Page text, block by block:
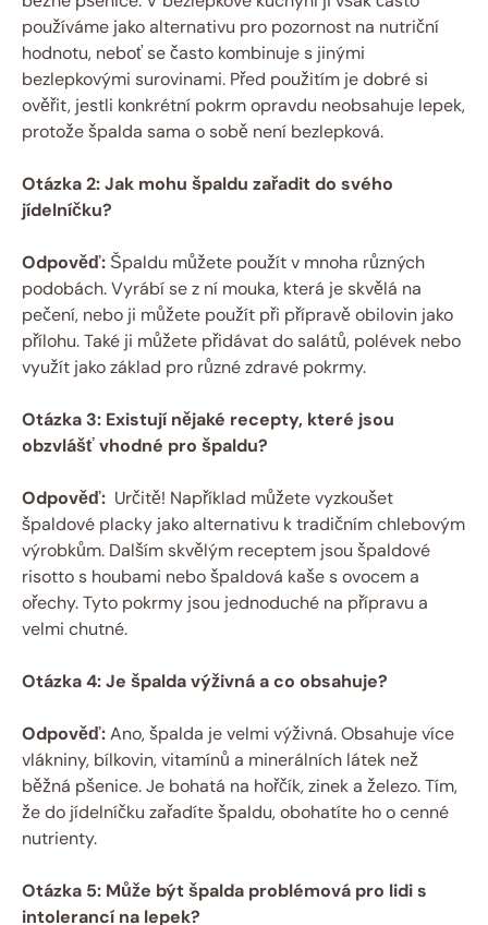
používáme jako ⁤alternativu pro pozornost na nutriční
hodnotu, neboť se často kombinuje s ​jinými
bezlepkovými ⁣surovinami. ​Před ​použitím je dobré si
ověřit, jestli‍ konkrétní pokrm opravdu ​neobsahuje lepek,
protože špalda ‍sama o⁢ sobě není‍ bezlepková.
Otázka 2: Jak mohu špaldu zařadit do svého
jídelníčku?
Odpověď: Špaldu můžete použít⁤ v mnoha různých
podobách. Vyrábí ​se z ní‍ mouka, která je skvělá na​
pečení, nebo​ ji ⁤můžete použít při přípravě obilovin jako
přílohu. Také ji můžete⁢ přidávat do salátů, polévek nebo‌
využít jako⁣ základ ‌pro různé zdravé pokrmy.
Otázka ⁤3: Existují nějaké recepty, které jsou
obzvlášť ⁤vhodné pro špaldu?
Odpověď: ⁣ Určitě! Například můžete ⁢vyzkoušet‌
špaldové placky ‌jako alternativu‌ k tradičním ⁤chlebovým
výrobkům. Dalším skvělým receptem jsou ⁤špaldové
risotto s houbami‌ nebo špaldová⁢ kaše s ovocem a
ořechy. Tyto pokrmy ⁢jsou jednoduché na ⁤přípravu a
velmi chutné.
Otázka ⁤4: Je ‌špalda výživná a co obsahuje?
Odpověď:Ano, špalda je velmi výživná. Obsahuje více
vlákniny, bílkovin, vitamínů a minerálních látek než
běžná pšenice. Je bohatá na hořčík, zinek a ‌železo. Tím,
že do jídelníčku zařadíte špaldu, obohatíte ho ‌o⁤ cenné
nutrienty.
Otázka 5: Může být špalda problémová ​pro lidi s
intolerancí⁤ na lepek?